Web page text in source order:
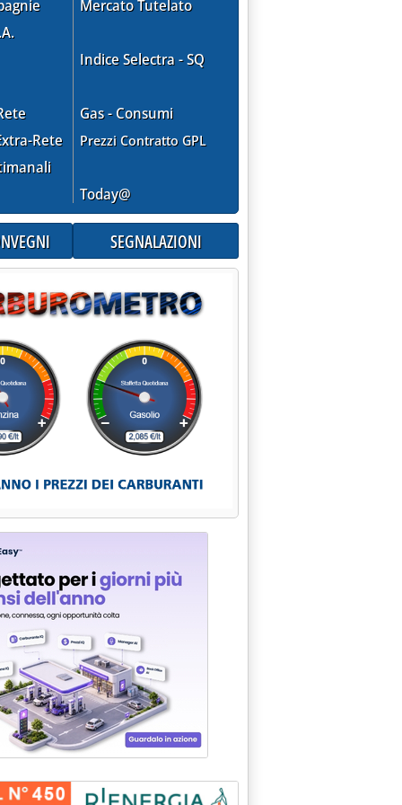
PETROLIFERI SUI MERCATI INTERNAZIONALI 27/4'
IL COSTO CIF DEL GREGGIO IMPORTATO NEI PRIMI 2
Rete
Mercato Tutelato
Indice Selectra - SQ
Gas - Consumi
Prezzi Contratto GPL
Today@
SEGNALAZIONI